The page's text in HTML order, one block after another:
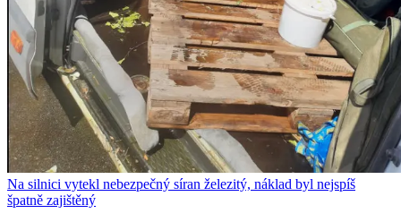
Na silnici vytekl nebezpečný síran železitý, náklad byl nejspíš
špatně zajištěný